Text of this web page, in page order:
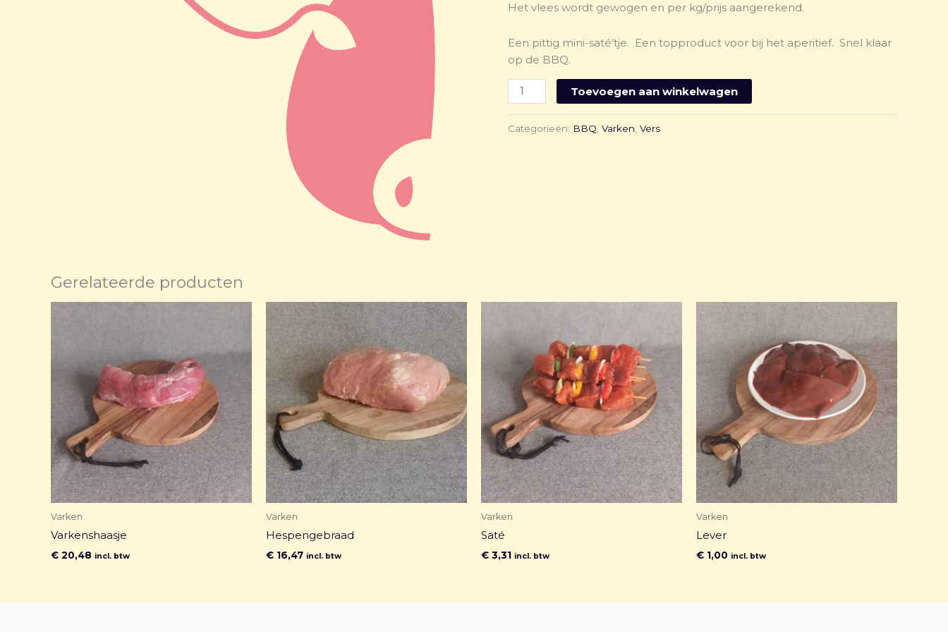
Het vlees wordt gewogen en per kg/prijs aangerekend.
Een pittig mini-saté’tje. Een topproduct voor bij het aperitief. Snel klaar
op de BBQ.
Toevoegen aan winkelwagen
Categorieën: BBQ Varken Vers
Gerelateerde producten
Varken
Varkenshaasje
€ 20,48 incl. btw
Varken
Hespengebraad
€ 16,47 incl. btw
Varken
Saté
€ 3,31 incl. btw
Varken
Lever
€ 1,00 incl. btw